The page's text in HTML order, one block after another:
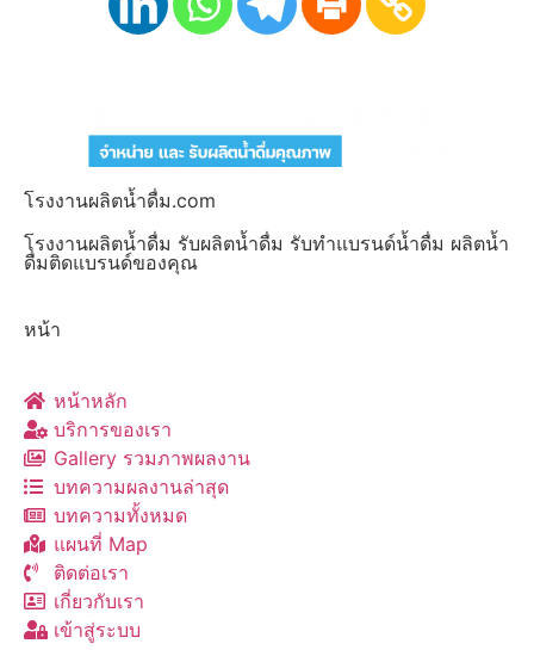
โรงงานผลิตน้ำดื่ม.com
โรงงานผลิตน้ำดื่ม รับผลิตน้ำดื่ม รับทำแบรนด์น้ำดื่ม ผลิตน้ำ
ดื่มติดแบรนด์ของคุณ
หน้า
หน้าหลัก
บริการของเรา
Gallery รวมภาพผลงาน
บทความผลงานล่าสุด
บทความทั้งหมด
แผนที่ Map
ติดต่อเรา
เกี่ยวกับเรา
เข้าสู่ระบบ